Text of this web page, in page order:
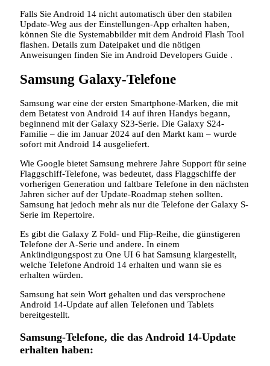
Falls Sie Android 14 nicht automatisch über den stabilen
Update-Weg aus der Einstellungen-App erhalten haben,
können Sie die Systemabbilder mit dem Android Flash Tool
flashen. Details zum Dateipaket und die nötigen
Anweisungen finden Sie im Android Developers Guide .
Samsung Galaxy-Telefone
Samsung war eine der ersten Smartphone-Marken, die mit
dem Betatest von Android 14 auf ihren Handys begann,
beginnend mit der Galaxy S23-Serie. Die Galaxy S24-
Familie – die im Januar 2024 auf den Markt kam – wurde
sofort mit Android 14 ausgeliefert.
Wie Google bietet Samsung mehrere Jahre Support für seine
Flaggschiff-Telefone, was bedeutet, dass Flaggschiffe der
vorherigen Generation und faltbare Telefone in den nächsten
Jahren sicher auf der Update-Roadmap stehen sollten.
Samsung hat jedoch mehr als nur die Telefone der Galaxy S-
Serie im Repertoire.
Es gibt die Galaxy Z Fold- und Flip-Reihe, die günstigeren
Telefone der A-Serie und andere. In einem
Ankündigungspost zu One UI 6 hat Samsung klargestellt,
welche Telefone Android 14 erhalten und wann sie es
erhalten würden.
Samsung hat sein Wort gehalten und das versprochene
Android 14-Update auf allen Telefonen und Tablets
bereitgestellt.
Samsung-Telefone, die das Android 14-Update
erhalten haben: